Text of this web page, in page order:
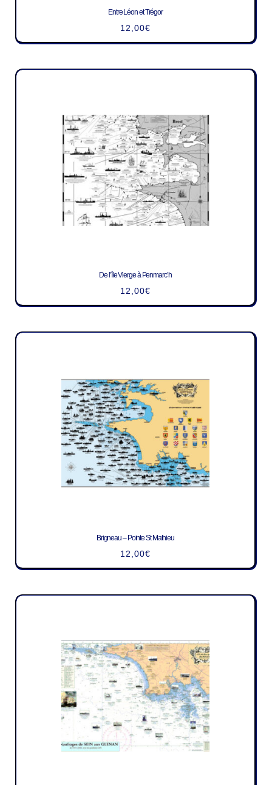
Entre Léon et Trégor
12,00€
De l’île Vierge à Penmarc’h
12,00€
Brigneau – Pointe St Mathieu
12,00€